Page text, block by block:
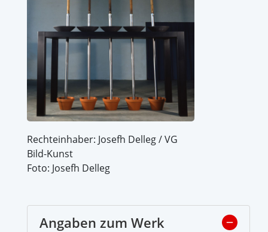
Rechteinhaber: Josefh Delleg / VG
Bild-Kunst
Foto: Josefh Delleg
Angaben zum Werk